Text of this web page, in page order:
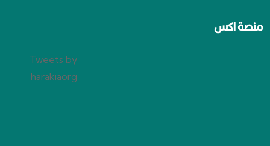
منصة اكس
Tweets by
harakiaorg